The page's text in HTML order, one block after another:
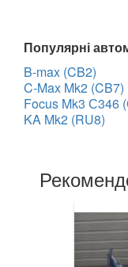
MG
MASERATI
MAZDA
MINI
MITSUBISHI
NISSAN
Популярні
B-max (CB2)
C-Max Mk2 (CB7)
Focus Mk3 С346
KA Mk2 (RU8)